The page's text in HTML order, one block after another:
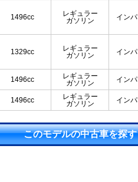
1496cc
レギュラー
ガソリン
イン
1329cc
レギュラー
ガソリン
イン
1496cc
レギュラー
ガソリン
イン
1496cc
レギュラー
ガソリン
イン
このモデルの中古車を探す